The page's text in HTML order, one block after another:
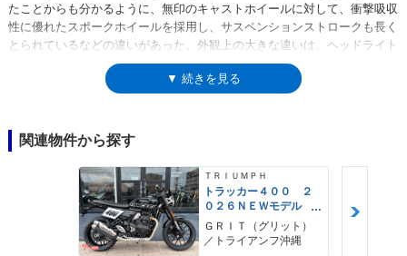
たことからも分かるように、無印のキャストホイールに対して、衝撃吸収
性に優れたスポークホイールを採用し、サスペンションストロークも長く
とられているなどの違いがあった。外観上の大きな違いは、ヘッドライト
の下に、「くちばし」のような大きなマッドガードが取り付けられていた
こと。2015年モデルでフルモデルチェンジを受け、無印が、新たにタイ
イヤ（スロットルバイワイヤ）やトラクションコントロールなどの電子制
御化が進んだ。また、この際に、クルーズコントロールなどを備えた上級
仕様として「タイガー800XCx」が設定され、その後、装備を追加した最
上級グレードとしてタイガー800XCAも登場した。2018年に受けた2度目
のフルモデルチェンジでは、大幅な軽量化が図られるなどの改良が加わ
り、ここで、グレードラインナップがタイガー800XCxと同・XCAに絞ら
れた。XCxは、800ccタイガーシリーズきってのオフ指向が強いモデルと
▼ 続きを見る
関連物件から探す
ＴＲＩＵＭＰＨ
トラッカー４００ ２
０２６ＮＥＷモデル
フラットトラック ト
ルクアシストクラッ
チ トラクションコン
ＧＲＩＴ（グリット）
／トライアンフ沖縄